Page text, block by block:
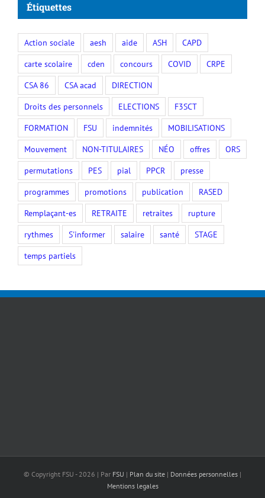
Étiquettes
Action sociale aesh aide ASH
CAPD
carte scolaire
cden concours COVID
CRPE
CSA 86
CSA acad
DIRECTION
Droits des personnels
ELECTIONS
F3SCT
FORMATION
FSU indemnités
MOBILISATIONS
Mouvement
NON-TITULAIRES NÉO offres
ORS
permutations
PES pial PPCR
presse
programmes
promotions publication
RASED
Remplaçant-es
RETRAITE retraites
rupture
rythmes
S'informer salaire santé
STAGE
temps partiels
© Copyright FSU - 2026 | Par FSU | Plan du site | Données personnelles |
Mentions legales